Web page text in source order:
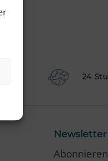
24
Newsletter